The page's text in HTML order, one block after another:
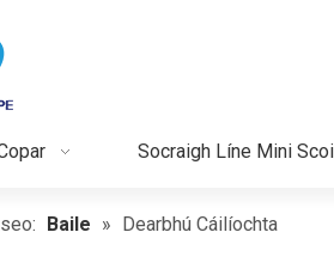
Socraigh Líne Mini
Baile » Dearbhú Cáilíochta